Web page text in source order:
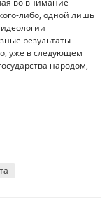
во внимание
либо, одной лишь
результаты
уже в следующем
народом,